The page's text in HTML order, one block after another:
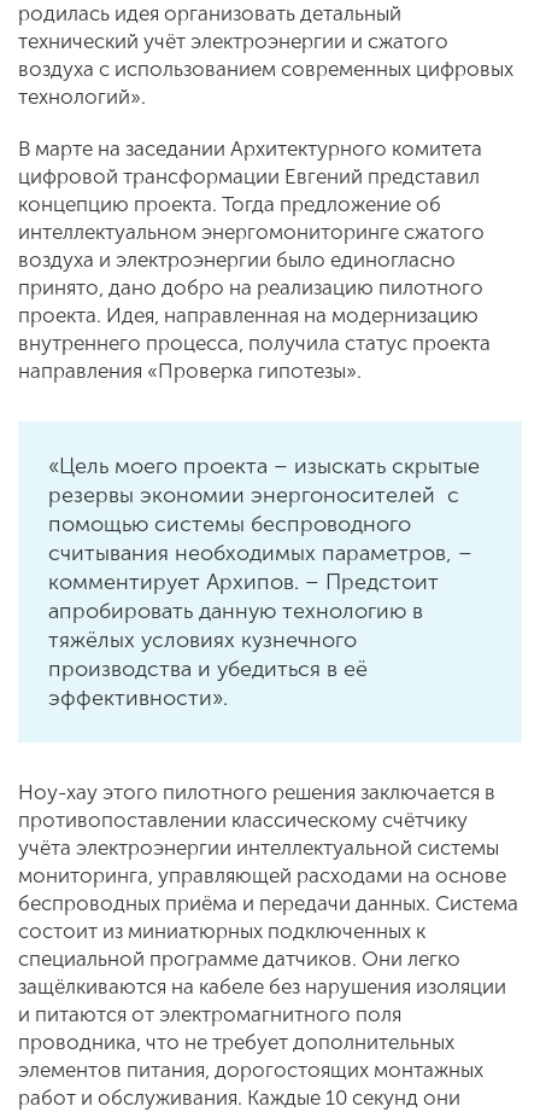
родилась идея организовать детальный
технический учёт электроэнергии и сжатого
воздуха с использованием современных цифровых
технологий».
В марте на заседании Архитектурного комитета
цифровой трансформации Евгений представил
концепцию проекта. Тогда предложение об
интеллектуальном энергомониторинге сжатого
воздуха и электроэнергии было единогласно
принято, дано добро на реализацию пилотного
проекта. Идея, направленная на модернизацию
внутреннего процесса, получила статус проекта
направления «Проверка гипотезы».
«Цель моего проекта – изыскать скрытые
резервы экономии энергоносителей с
помощью системы беспроводного
считывания необходимых параметров, –
комментирует Архипов. – Предстоит
апробировать данную технологию в
тяжёлых условиях кузнечного
производства и убедиться в её
эффективности».
Ноу-хау этого пилотного решения заключается в
противопоставлении классическому счётчику
учёта электроэнергии интеллектуальной системы
мониторинга, управляющей расходами на основе
беспроводных приёма и передачи данных. Система
состоит из миниатюрных подключенных к
специальной программе датчиков. Они легко
защёлкиваются на кабеле без нарушения изоляции
и питаются от электромагнитного поля
проводника, что не требует дополнительных
элементов питания, дорогостоящих монтажных
работ и обслуживания. Каждые 10 секунд они